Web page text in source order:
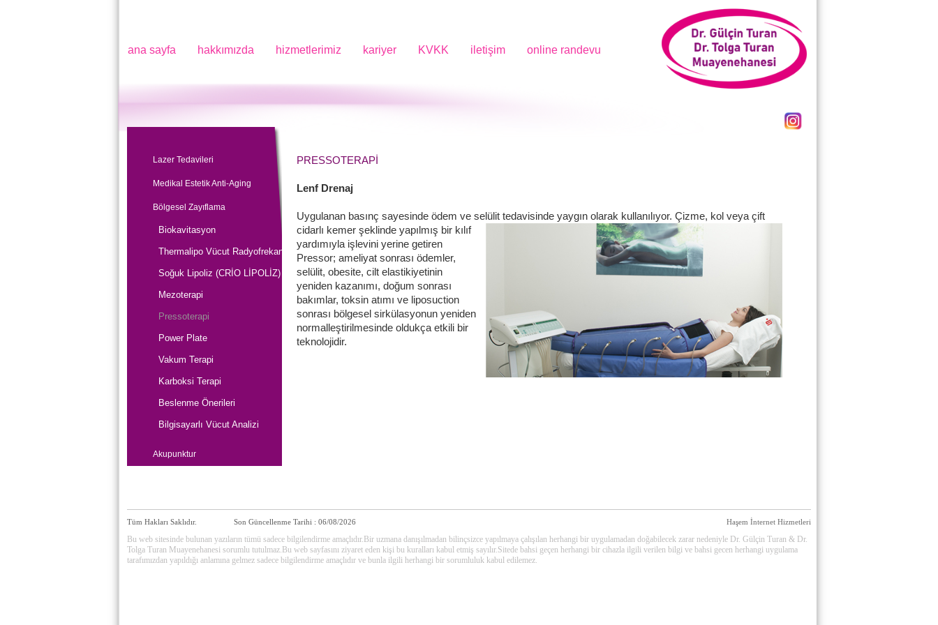
ana sayfa hakkımızda hizmetlerimiz kariyer KVKK iletişim online randevu
Lazer Tedavileri
Medikal Estetik Anti-Aging
Bölgesel Zayıflama
Biokavitasyon
Thermalipo Vücut Radyofrekans
Soğuk Lipoliz (CRİO LİPOLİZ)
Mezoterapi
Pressoterapi
Power Plate
Vakum Terapi
Karboksi Terapi
Beslenme Önerileri
Bilgisayarlı Vücut Analizi
Akupunktur
PRESSOTERAPİ
Lenf Drenaj
Uygulanan basınç sayesinde ödem ve selülit tedavisinde yaygın olarak kullanılıyor. Çizme, kol veya çift
cidarlı kemer şeklinde yapılmış bir kılıf
yardımıyla işlevini yerine getiren
Pressor; ameliyat sonrası ödemler,
selülit, obesite, cilt elastikiyetinin
yeniden kazanımı, doğum sonrası
bakımlar, toksin atımı ve liposuction
sonrası bölgesel sirkülasyonun yeniden
normalleştirilmesinde oldukça etkili bir
teknolojidir.
Tüm Hakları Saklıdır. Son Güncellenme Tarihi : 06/08/2026 Haşem İnternet Hizmetleri
Bu web sitesinde bulunan yazıların tümü sadece bilgilendirme amaçlıdır.Bir uzmana danışılmadan bilinçsizce yapılmaya çalışılan herhangi bir uygulamadan doğabilecek zarar nedeniyle Dr. Gülçin Turan & Dr.
Tolga Turan Muayenehanesi sorumlu tutulmaz.Bu web sayfasını ziyaret eden kişi bu kuralları kabul etmiş sayılır.Sitede bahsi geçen herhangi bir cihazla ilgili verilen bilgi ve bahsi gecen herhangi uygulama
tarafımızdan yapıldığı anlamına gelmez sadece bilgilendirme amaçlıdır ve bunla ilgili herhangi bir sorumluluk kabul edilemez.